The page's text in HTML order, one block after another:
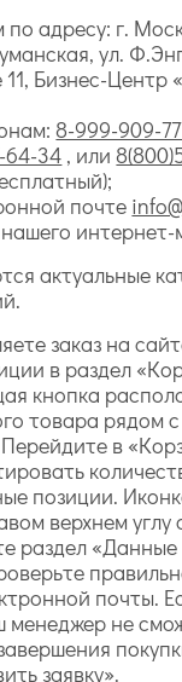
по адресу: г.
ул.
Бизнес-Центр
8-999-909-
64-34 , или
почте
интернет-
актуальные
заказ на
в раздел
кнопка
товара рядом с
в
позиции.
верхнем углу
раздел «Данные
почты.
менеджер не
заявку».